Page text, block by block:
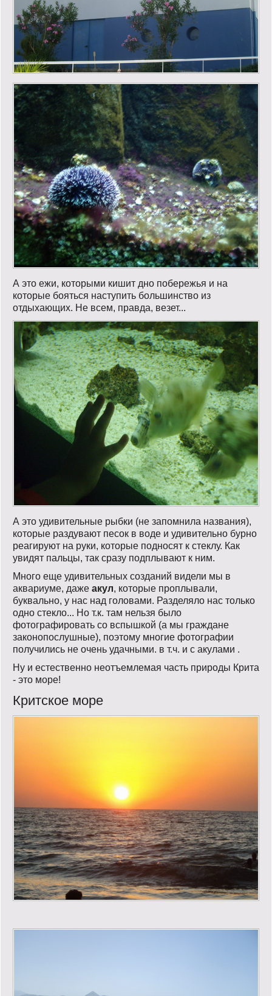
А это ежи, которыми кишит дно побережья и на
которые бояться наступить большинство из
отдыхающих. Не всем, правда, везет...
А это удивительные рыбки (не запомнила названия),
которые раздувают песок в воде и удивительно бурно
реагируют на руки, которые подносят к стеклу. Как
увидят пальцы, так сразу подплывают к ним.
Много еще удивительных созданий видели мы в
аквариуме, даже акул, которые проплывали,
буквально, у нас над головами. Разделяло нас только
одно стекло... Но т.к. там нельзя было
фотографировать со вспышкой (а мы граждане
законопослушные), поэтому многие фотографии
получились не очень удачными. в т.ч. и с акулами .
Ну и естественно неотъемлемая часть природы Крита
- это море!
Критское море